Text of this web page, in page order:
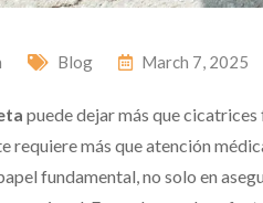
Blog March 7, 2025
puede dejar más que
requiere más que atención
fundamental, no solo en